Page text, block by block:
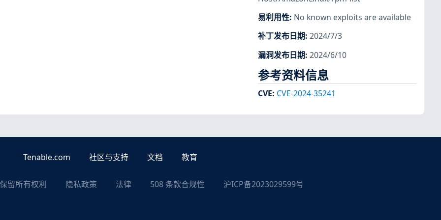
易利用性: No known exploits are available
补丁发布日期: 2024/7/3
漏洞发布日期: 2024/6/10
参考资料信息
CVE: CVE-2024-35241
Tenable.com 社区与支持 文档 教育
留所有权利 隐私政策 法律 508 条款合规性 沪ICP备2023029599号